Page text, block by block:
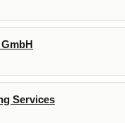
Services